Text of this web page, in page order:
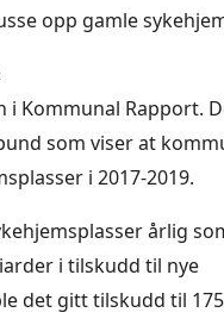
opp gamle
i Kommunal Rapport.
som viser at
i 2017-2019.
årlig
i tilskudd til nye
det gitt tilskudd til